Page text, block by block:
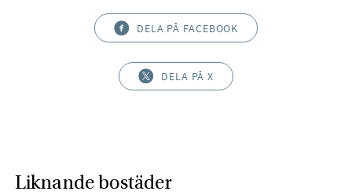
DELA PÅ FACEBOOK
DELA PÅ X
Liknande bostäder